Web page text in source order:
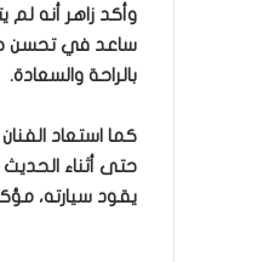
وأكد زاهر أنه
ساعد في تحسن
بالراحة والسعادة.
كما استعاد
حتى أثناء
يقود سيارته،